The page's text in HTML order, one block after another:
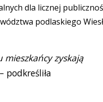
dla licznej
podlaskiego
zyskają
– podkreśliła